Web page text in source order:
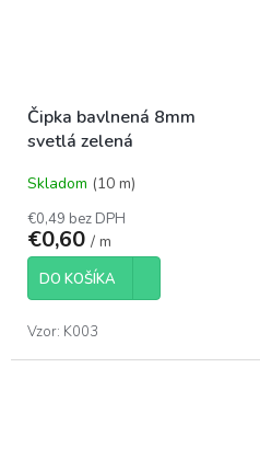
Čipka bavlnená 8mm
svetlá zelená
Skladom (10 m)
€0,49 bez DPH
€0,60 / m
DO KOŠÍKA
Vzor: K003